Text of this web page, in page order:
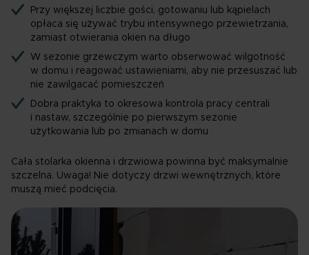
Przy większej liczbie gości, gotowaniu lub kąpielach
opłaca się używać trybu intensywnego przewietrzania,
zamiast otwierania okien na długo
W sezonie grzewczym warto obserwować wilgotność
w domu i reagować ustawieniami, aby nie przesuszać lub
nie zawilgacać pomieszczeń
Dobra praktyka to okresowa kontrola pracy centrali
i nastaw, szczególnie po pierwszym sezonie
użytkowania lub po zmianach w domu
Cała stolarka okienna i drzwiowa powinna być maksymalnie
szczelna. Uwaga! Nie dotyczy drzwi wewnętrznych, które
muszą mieć podcięcia.